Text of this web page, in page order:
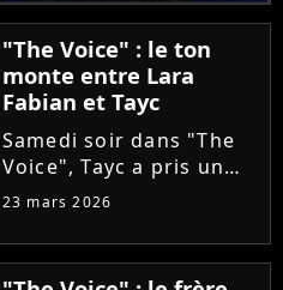
"The Voice" : le ton
monte entre Lara
Fabian et Tayc
Samedi soir dans "The
Voice", Tayc a pris un
malin plaisir à bloquer
par une artiste d'origine
italienne, tout comme
23 mars 2026